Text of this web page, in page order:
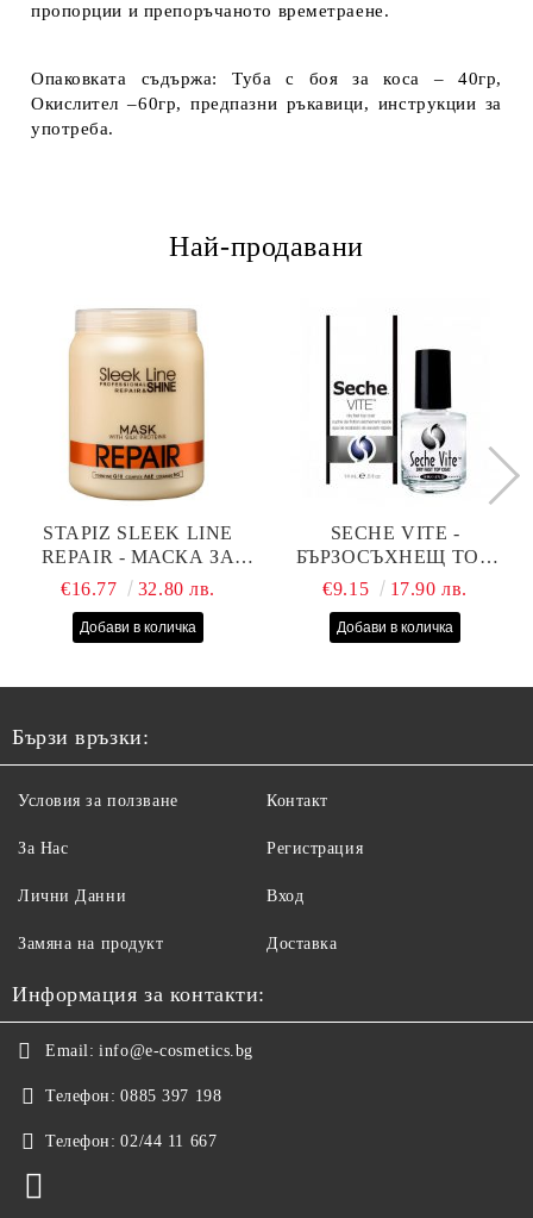
пропорции и препоръчаното времетраене.
Опаковката съдържа: Туба с боя за коса – 40гр,
Окислител –60гр, предпазни ръкавици, инструкции за
употреба.
Най-продавани
STAPIZ SLEEK LINE
REPAIR - МАСКА ЗА
СУХИ, ИЗТОЩЕНИ И
КОПРИНЕНИ
€16.77 32.80 лв.
SECHE VITE -
БЪРЗОСЪХНЕЩ ТОП
ЛАК - 14 МЛ
€9.15 17.90 лв.
Бързи връзки:
Условия за ползване
За Нас
Лични Данни
Замяна на продукт
Контакт
Регистрация
Вход
Доставка
Информация за контакти:
Email: info@e-cosmetics.bg
Телефон: 0885 397 198
Телефон: 02/44 11 667